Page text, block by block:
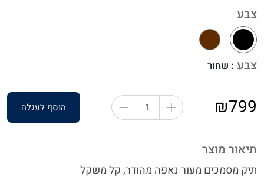
תיאור מוצר
תיק מסמכים מעור נאפה מהודר, קל משקל
צבע
צבע : שחור
₪799 הוסף לעגלה